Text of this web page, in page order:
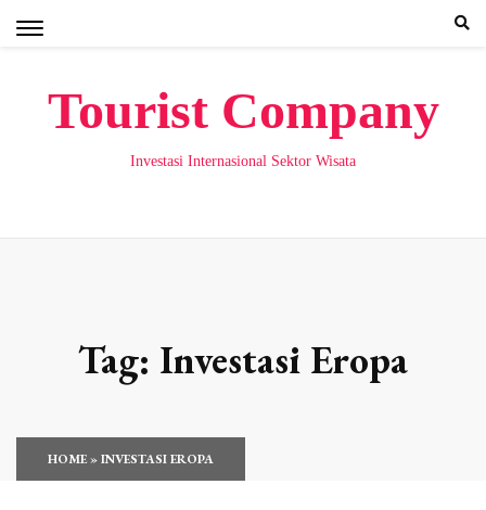
Tourist Company
Investasi Internasional Sektor Wisata
Tag: Investasi Eropa
HOME»INVESTASI EROPA